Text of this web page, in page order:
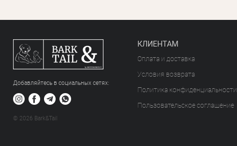
Добавляйтесь в социальных сетяx:
© 2026 Bark&Tail
КЛИЕНТАМ
Оплата и доставка
Условия возврата
Политика конфиденциальности
Пользовательское соглашение